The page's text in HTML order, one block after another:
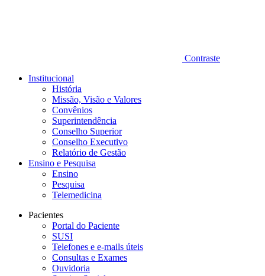
Contraste
Institucional
História
Missão, Visão e Valores
Convênios
Superintendência
Conselho Superior
Conselho Executivo
Relatório de Gestão
Ensino e Pesquisa
Ensino
Pesquisa
Telemedicina
Pacientes
Portal do Paciente
SUSI
Telefones e e-mails úteis
Consultas e Exames
Ouvidoria